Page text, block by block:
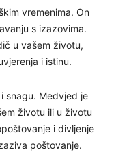
vremenima. On
s izazovima.
u vašem životu,
i istinu.
snagu. Medvjed je
životu ili u životu
i divljenje
poštovanje.